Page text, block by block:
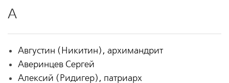
А
Августин (Никитин), архимандрит
Аверинцев Сергей
Алексий (Ридигер), патриарх